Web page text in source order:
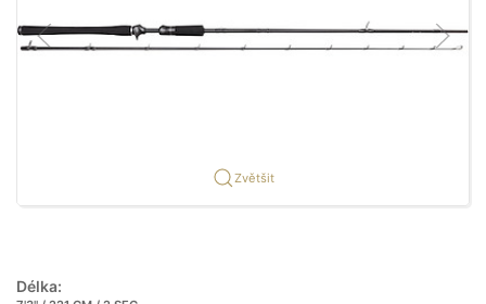
Zvětšit
Délka: